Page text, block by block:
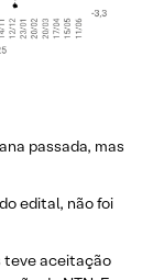
passada, mas
edital, não foi
teve aceitação